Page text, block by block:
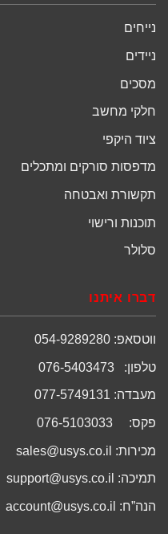
נייחים
ניידים
מסכים
חלקי מחשב
ציוד היקפי
מדפסות סורקים ומתכלים
תקשורת ואבטחה
תוכנות ורישוי
סלולר
דברו איתנו
ווטסאפ: 054-9289280
טלפון: 076-5403473
מעבדה: 077-5749131
פקס: 076-5103033
מכירות: sales@usys.co.il
תמיכה: support@usys.co.il
הנה”ח: account@usys.co.il